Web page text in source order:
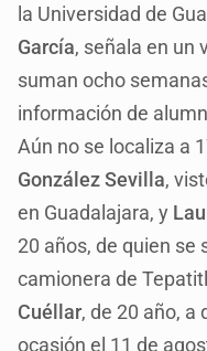
la Universidad de
García, señala en un
suman ocho
información de
Aún no se localiza a
González Sevilla,
en Guadalajara, y
20 años, de quien se
camionera de
Cuéllar, de 20 año, a
ocasión el 11 de